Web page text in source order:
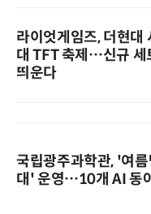
라이엇게임즈, 더현대
대 TFT 축제…신규 세
띄운다
국립광주과학관, '여
대' 운